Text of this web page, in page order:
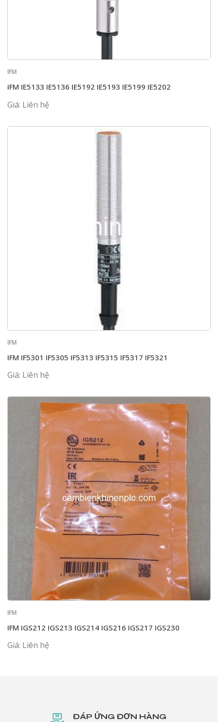
IFM
IFM IE5133 IE5136 IE5192 IE5193 IE5199 IE5202
Giá: Liên hệ
IFM
IFM IF5301 IF5305 IF5313 IF5315 IF5317 IF5321
Giá: Liên hệ
IFM
IFM IGS212 IGS213 IGS214 IGS216 IGS217 IGS230
Giá: Liên hệ
ĐÁP ỨNG ĐƠN HÀNG